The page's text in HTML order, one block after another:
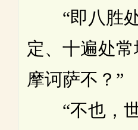
“即八胜处
定、十遍处
摩诃萨不？”
“不也，世